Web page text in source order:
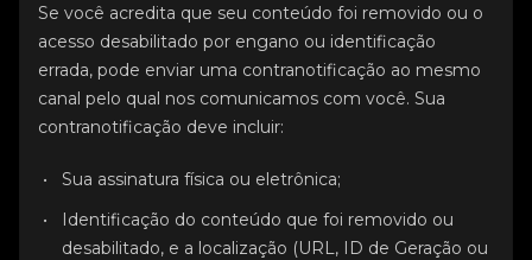
Se você acredita que seu conteúdo foi removido ou o
acesso desabilitado por engano ou identificação
errada, pode enviar uma contranotificação ao mesmo
canal pelo qual nos comunicamos com você. Sua
contranotificação deve incluir:
Sua assinatura física ou eletrônica;
Identificação do conteúdo que foi removido ou
desabilitado, e a localização (URL, ID de Geração ou